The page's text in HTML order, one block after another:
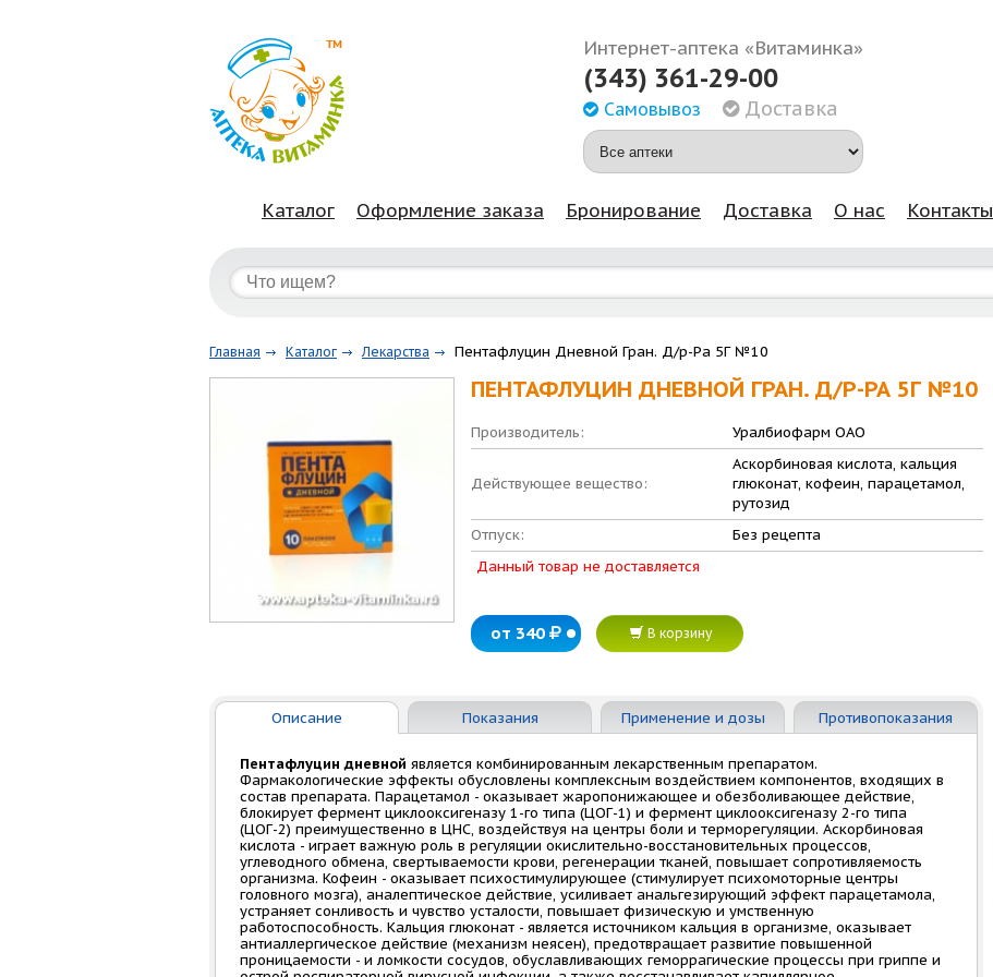
Интернет-аптека «Витаминка»
(343) 361-29-00
Самовывоз Доставка
Каталог Оформление заказа Бронирование Доставка О нас Контакты
Главная Каталог Лекарства Пентафлуцин Дневной Гран. Д/р-Ра 5Г №10
ПЕНТАФЛУЦИН ДНЕВНОЙ ГРАН. Д/Р-РА 5Г №10
Производитель: Уралбиофарм ОАО
Действующее вещество:
Аскорбиновая кислота, кальция
глюконат, кофеин, парацетамол,
рутозид
Отпуск:
Без рецепта
Данный товар не доставляется
от 340 В корзину
Описание Показания Применение и дозы Противопоказания
Пентафлуцин дневной является комбинированным лекарственным препаратом.
Фармакологические эффекты обусловлены комплексным воздействием компонентов, входящих в
состав препарата. Парацетамол - оказывает жаропонижающее и обезболивающее действие,
блокирует фермент циклооксигеназу 1-го типа (ЦОГ-1) и фермент циклооксигеназу 2-го типа
(ЦОГ-2) преимущественно в ЦНС, воздействуя на центры боли и терморегуляции. Аскорбиновая
кислота - играет важную роль в регуляции окислительно-восстановительных процессов,
углеводного обмена, свертываемости крови, регенерации тканей, повышает сопротивляемость
организма. Кофеин - оказывает психостимулирующее (стимулирует психомоторные центры
головного мозга), аналептическое действие, усиливает анальгезирующий эффект парацетамола,
устраняет сонливость и чувство усталости, повышает физическую и умственную
работоспособность. Кальция глюконат - является источником кальция в организме, оказывает
антиаллергическое действие (механизм неясен), предотвращает развитие повышенной
проницаемости - и ломкости сосудов, обуславливающих геморрагические процессы при гриппе и